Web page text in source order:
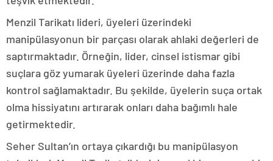
Menzil Tarikatı lideri, üyeleri üzerindeki
manipülasyonun bir parçası olarak ahlaki değerleri de
saptırmaktadır. Örneğin, lider, cinsel istismar gibi
suçlara göz yumarak üyeleri üzerinde daha fazla
kontrol sağlamaktadır. Bu şekilde, üyelerin suça ortak
olma hissiyatını artırarak onları daha bağımlı hale
getirmektedir.
Seher Sultan’ın ortaya çıkardığı bu manipülasyon